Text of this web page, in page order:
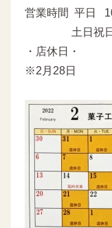
営業時間 平日
土日祝日
・店休日・
※2月28日